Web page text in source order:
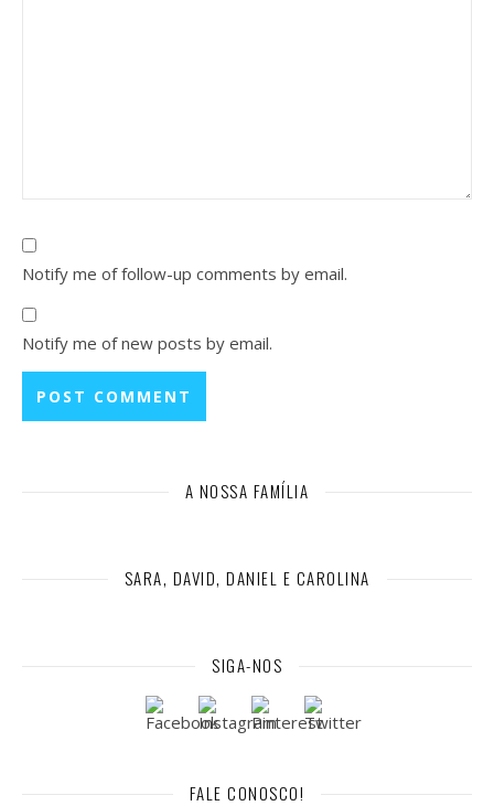
Notify me of follow-up comments by email.
Notify me of new posts by email.
A NOSSA FAMÍLIA
SARA, DAVID, DANIEL E CAROLINA
SIGA-NOS
FALE CONOSCO!